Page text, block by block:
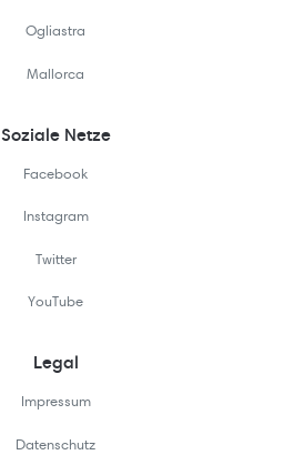
Ogliastra
Mallorca
Soziale Netze
Facebook
Instagram
Twitter
YouTube
Legal
Impressum
Datenschutz